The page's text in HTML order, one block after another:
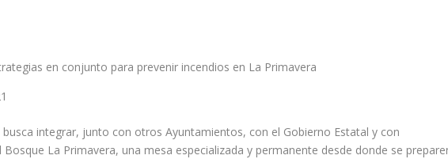
integrar, junto con otros Ayuntamientos, con el Gobierno Estatal y con
La Primavera, una mesa especializada y permanente desde donde se